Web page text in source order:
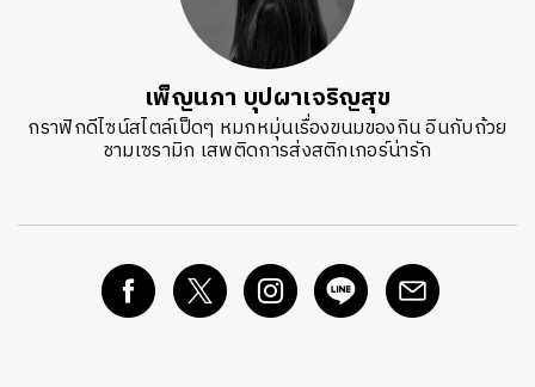
เพ็ญนภา บุปผาเจริญสุข
กราฟิกดีไซน์สไตล์เป็ดๆ หมกหมุ่นเรื่องขนมของกิน อินกับถ้วย
ชามเซรามิก เสพติดการส่งสติกเกอร์น่ารัก